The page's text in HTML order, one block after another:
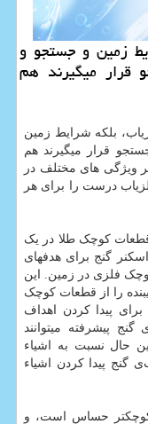
زمین و جستجو و
قرار میگیرند هم
بلکه شرایط زمین
قرار میگیرند هم
ویژگی های مختلف در
درست را برای هر
قطعات کوچک طلا در یک
گنج برای هدفهای
فلزی در زمین. این
را از قطعات کوچک
پیدا کردن اهداف
پیشرفته میتوانند
حال نسبت به اشیاء
پیدا کردن اشیاء
حساس است، و